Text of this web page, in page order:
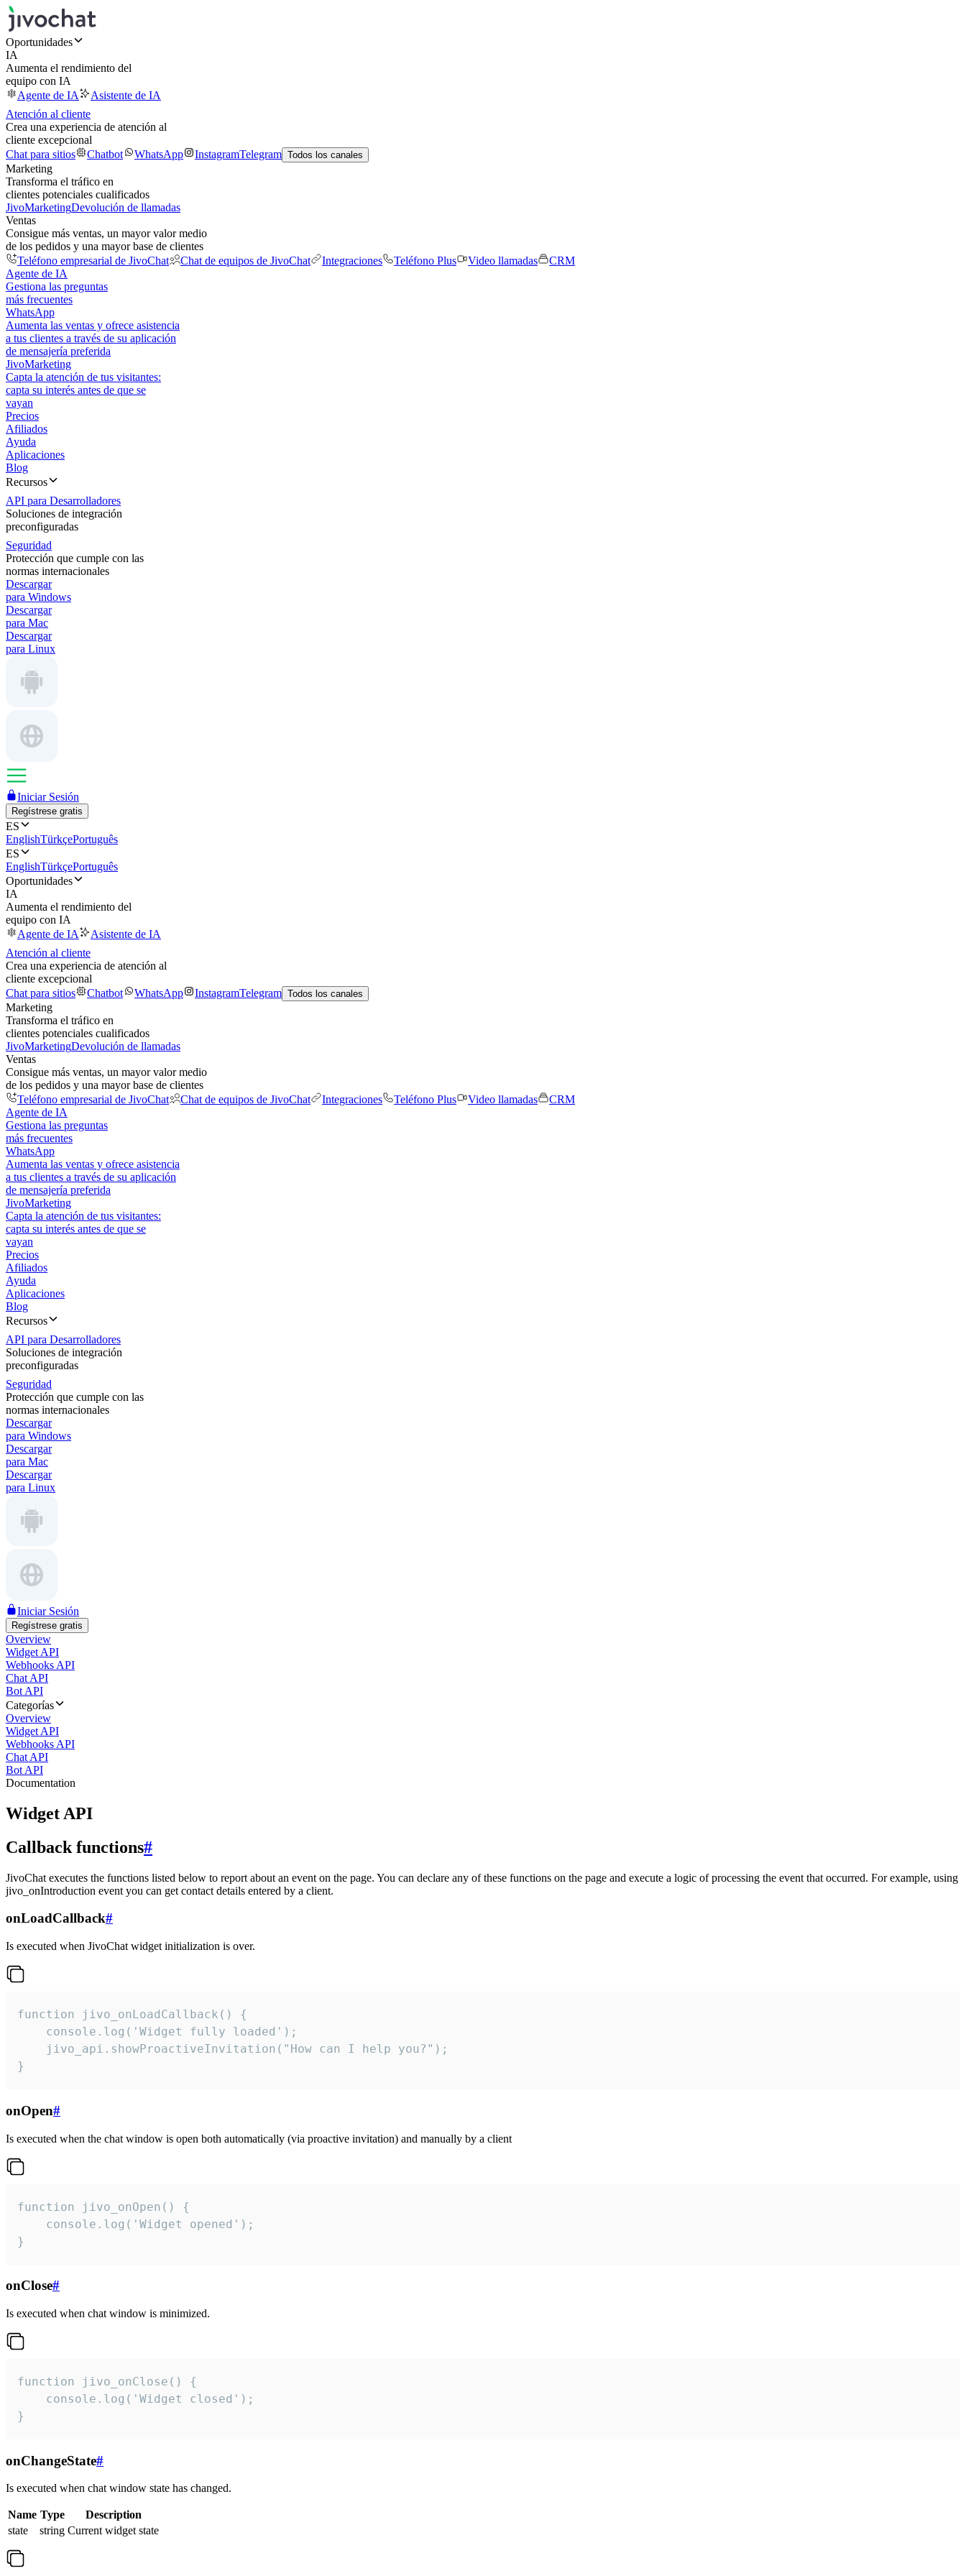
Oportunidades
IA
Aumenta el rendimiento del
equipo con IA
Agente de IA
Asistente de IA
Atención al cliente
Crea una experiencia de atención al
cliente excepcional
Chat para sitios
Chatbot WhatsApp InstagramTelegram Todos los canales
Marketing
Transforma el tráfico en
clientes potenciales cualificados
JivoMarketingDevolución de llamadas
Ventas
Consigue más ventas, un mayor valor medio
de los pedidos y una mayor base de clientes
Teléfono empresarial de JivoChat
Chat de equipos de JivoChat Integraciones Teléfono Plus Video llamadas
CRM
Agente de IA
Gestiona las preguntas
más frecuentes
WhatsApp
Aumenta las ventas y ofrece asistencia
a tus clientes a través de su aplicación
de mensajería preferida
JivoMarketing
Capta la atención de tus visitantes:
capta su interés antes de que se
vayan
Precios
Afiliados
Ayuda
Aplicaciones
Blog
Recursos
API para Desarrolladores
Soluciones de integración
preconfiguradas
Seguridad
Protección que cumple con las
normas internacionales
Descargar
para Windows
Descargar
para Mac
Descargar
para Linux
Iniciar Sesión
Regístrese gratis
ES
EnglishTürkçePortuguês
ES
EnglishTürkçePortuguês
Oportunidades
IA
Aumenta el rendimiento del
equipo con IA
Agente de IA
Asistente de IA
Atención al cliente
Crea una experiencia de atención al
cliente excepcional
Chat para sitios
Chatbot WhatsApp InstagramTelegram Todos los canales
Marketing
Transforma el tráfico en
clientes potenciales cualificados
JivoMarketingDevolución de llamadas
Ventas
Consigue más ventas, un mayor valor medio
de los pedidos y una mayor base de clientes
Teléfono empresarial de JivoChat
Chat de equipos de JivoChat Integraciones Teléfono Plus Video llamadas
CRM
Agente de IA
Gestiona las preguntas
más frecuentes
WhatsApp
Aumenta las ventas y ofrece asistencia
a tus clientes a través de su aplicación
de mensajería preferida
JivoMarketing
Capta la atención de tus visitantes:
capta su interés antes de que se
vayan
Precios
Afiliados
Ayuda
Aplicaciones
Blog
Recursos
API para Desarrolladores
Soluciones de integración
preconfiguradas
Seguridad
Protección que cumple con las
normas internacionales
Descargar
para Windows
Descargar
para Mac
Descargar
para Linux
Iniciar Sesión
Regístrese gratis
Overview
Widget API
Webhooks API
Chat API
Bot API
Categorías
Overview
Widget API
Webhooks API
Chat API
Bot API
Documentation
Widget API
Callback functions#
JivoChat executes the functions listed below to report about an event on the page. You can declare any of these functions on the page and execute a logic of processing the event that occurred. For example, using
jivo_onIntroduction event you can get contact details entered by a client.
onLoadCallback#
Is executed when JivoChat widget initialization is over.
function jivo_onLoadCallback() {
    console.log('Widget fully loaded');
    jivo_api.showProactiveInvitation("How can I help you?");
}
onOpen#
Is executed when the chat window is open both automatically (via proactive invitation) and manually by a client
function jivo_onOpen() {
    console.log('Widget opened');
}
onClose#
Is executed when chat window is minimized.
function jivo_onClose() {
    console.log('Widget closed');
}
onChangeState#
Is executed when chat window state has changed.
Name Type
Description
state
string Current widget state